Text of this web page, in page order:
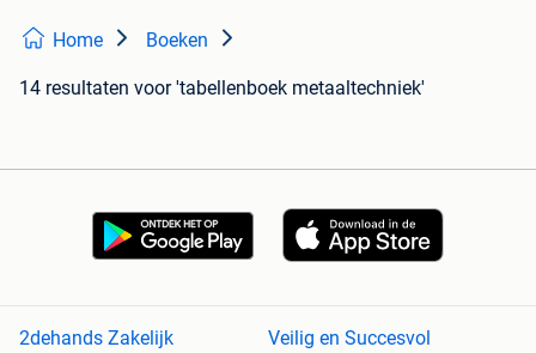
Home Boeken
14 resultaten voor 'tabellenboek metaaltechniek'
2dehands Zakelijk Veilig en Succesvol